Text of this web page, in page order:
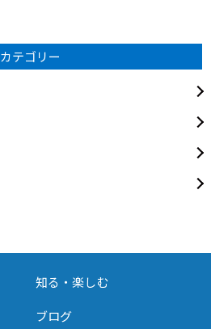
カテゴリー
知る・楽しむ
ブログ